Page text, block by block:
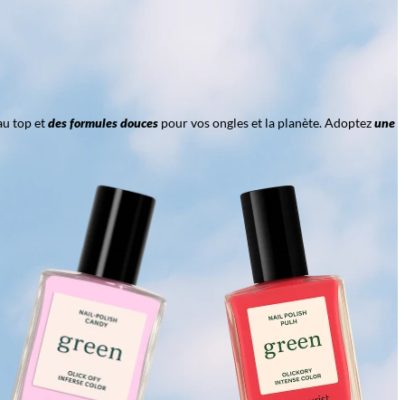
top etdes formules doucespour vos ongles et la planète. Adoptezune